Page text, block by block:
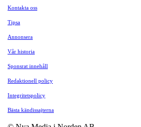
Kontakta oss
Tipsa
Annonsera
Vår historia
Sponsrat innehåll
Redaktionell policy
Integritetspolicy
Bästa kändissajterna